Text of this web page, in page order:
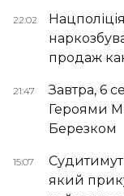
22:02
продаж
21:47
Завтра, 6
Героями
Березком
15:07
який